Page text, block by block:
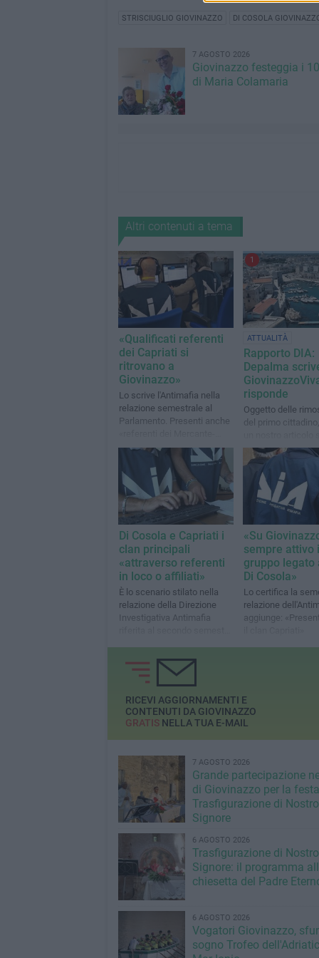
STRISCIUGLIO GIOVINAZZO DI COSOLA
7 AGOSTO 2026
Giovinazzo festeggia i
di Maria Colamaria
Altri contenuti a tema
«Qualificati referenti
dei Capriati si
ritrovano a
Giovinazzo»
Lo scrive l'Antimafia nella
relazione semestrale al
Parlamento. Presenti anche
Diomede»
1
ATTUALITÀ
Rapporto DIA:
Depalma
risponde
Oggetto delle
del primo
relazione
Di Cosola e Capriati i
clan principali
«attraverso referenti
in loco o affiliati»
È lo scenario stilato nella
relazione della Direzione
Investigativa Antimafia
«Su
sempre attivo il
gruppo legato
Di Cosola»
Lo certifica la
relazione
aggiunge:
RICEVI AGGIORNAMENTI E
CONTENUTI DA GIOVINAZZO
GRATISNELLA TUA E-MAIL
7 AGOSTO 2026
Grande partecipazione
di Giovinazzo per la
Trasfigurazione di Nostro
Signore
6 AGOSTO 2026
Trasfigurazione di Nostro
Signore: il programma
chiesetta del Padre
6 AGOSTO 2026
Vogatori Giovinazzo,
sogno Trofeo